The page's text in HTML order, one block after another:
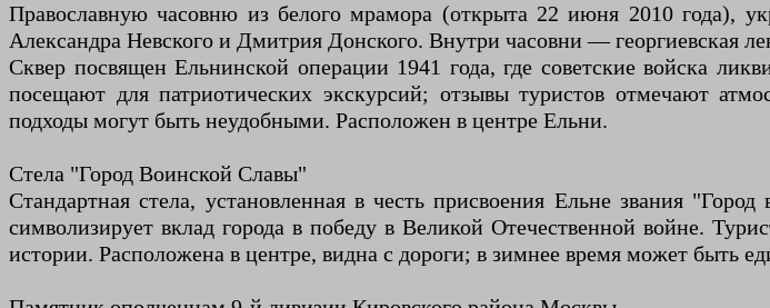
Православную часовню из белого мрамора (открыта 22 июня 2010 года),
Александра Невского и Дмитрия Донского. Внутри часовни — георгиевская
Сквер посвящен Ельнинской операции 1941 года, где советские войска
посещают для патриотических экскурсий; отзывы туристов отмечают
подходы могут быть неудобными. Расположен в центре Ельни.
Стела "Город Воинской Славы"
Стандартная стела, установленная в честь присвоения Ельне звания
символизирует вклад города в победу в Великой Отечественной войне.
истории. Расположена в центре, видна с дороги; в зимнее время может быть